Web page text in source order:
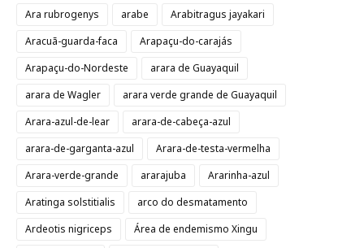
Ara rubrogenys
arabe
Arabitragus jayakari
Aracuã-guarda-faca
Arapaçu-do-carajás
Arapaçu-do-Nordeste
arara de Guayaquil
arara de Wagler
arara verde grande de Guayaquil
Arara-azul-de-lear
arara-de-cabeça-azul
arara-de-garganta-azul
Arara-de-testa-vermelha
Arara-verde-grande
ararajuba
Ararinha-azul
Aratinga solstitialis
arco do desmatamento
Ardeotis nigriceps
Área de endemismo Xingu